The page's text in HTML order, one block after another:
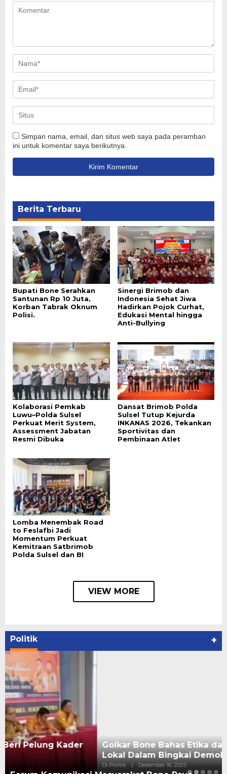
Simpan nama, email, dan situs web saya pada peramban
ini untuk komentar saya berikutnya.
Berita Terbaru
Bupati Bone Serahkan
Santunan Rp 10 Juta,
Korban Tabrak Oknum
Polisi.
Sinergi Brimob dan
Indonesia Sehat Jiwa
Hadirkan Pojok Curhat,
Edukasi Mental hingga
Anti-Bullying
Kolaborasi Pemkab
Luwu–Polda Sulsel
Perkuat Merit System,
Assessment Jabatan
Resmi Dibuka
Dansat Brimob Polda
Sulsel Tutup Kejurda
INKANAS 2026, Tekankan
Sportivitas dan
Pembinaan Atlet
Lomba Menembak Road
to Feslafbi Jadi
Momentum Perkuat
Kemitraan Satbrimob
Polda Sulsel dan BI
VIEW MORE
Politik +
Golkar Bone Bahas Etika dan Budaya Politik
Lokal Dalam Bingkai Demokrasi